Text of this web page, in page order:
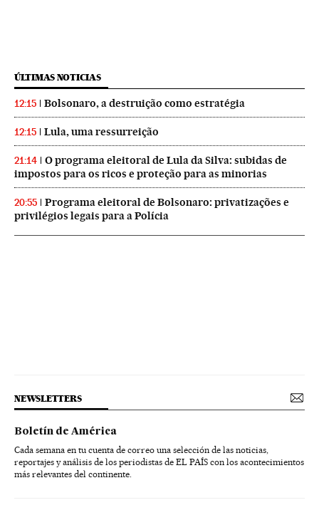
ÚLTIMAS NOTICIAS
12:15 Bolsonaro, a destruição como estratégia
12:15 Lula, uma ressurreição
21:14
O programa eleitoral de Lula da Silva: subidas de
impostos para os ricos e proteção para as minorias
20:55
Programa eleitoral de Bolsonaro: privatizações e
privilégios legais para a Polícia
NEWSLETTERS
Boletín de América
Cada semana en tu cuenta de correo una selección de las noticias,
reportajes y análisis de los periodistas de EL PAÍS con los acontecimientos
más relevantes del continente.